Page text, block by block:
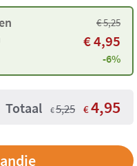
€5,25
€4,95
-6%
Totaal €5,25 €4,95